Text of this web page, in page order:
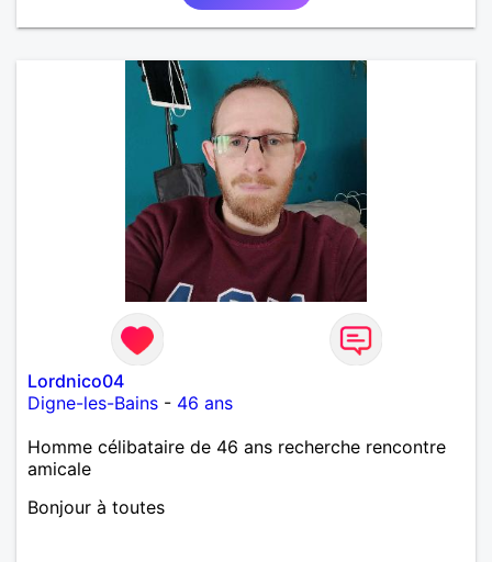
Lordnico04
Digne-les-Bains - 46 ans
Homme célibataire de 46 ans recherche rencontre
amicale
Bonjour à toutes